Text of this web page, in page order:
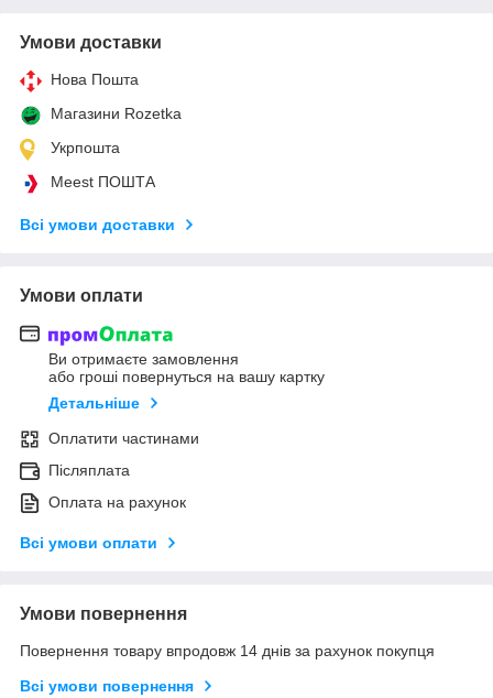
Умови доставки
Нова Пошта
Магазини Rozetka
Укрпошта
Meest ПОШТА
Всі умови доставки
Умови оплати
Ви отримаєте замовлення
або гроші повернуться на вашу картку
Детальніше
Оплатити частинами
Післяплата
Оплата на рахунок
Всі умови оплати
Умови повернення
Повернення товару впродовж 14 днів за рахунок покупця
Всі умови повернення